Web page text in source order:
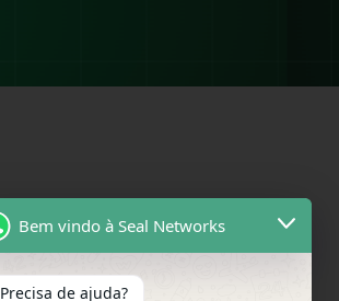
Bem vindo à Seal Networks
Precisa de ajuda?